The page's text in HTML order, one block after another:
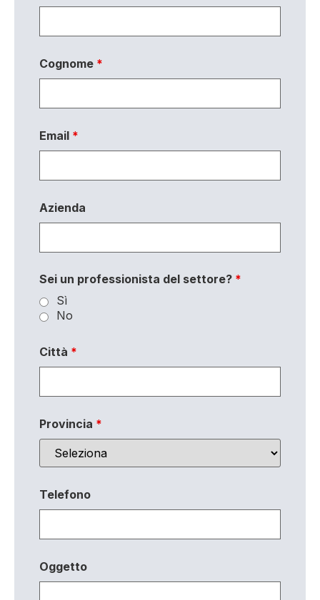
Cognome *
Email *
Azienda
Sei un professionista del settore? *
Sì
No
Città *
Provincia *
Telefono
Oggetto